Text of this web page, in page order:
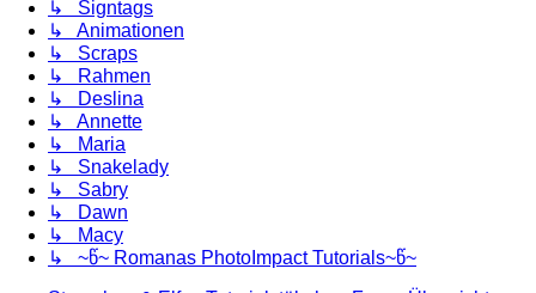
↳ Signtags
↳ Animationen
↳ Scraps
↳ Rahmen
↳ Deslina
↳ Annette
↳ Maria
↳ Snakelady
↳ Sabry
↳ Dawn
↳ Macy
↳ ~წ~ Romanas PhotoImpact Tutorials~წ~